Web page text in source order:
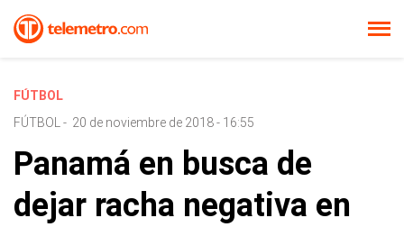
FÚTBOL
FÚTBOL
- 20 de noviembre de 2018 - 16:55
Panamá en busca de
dejar racha negativa en